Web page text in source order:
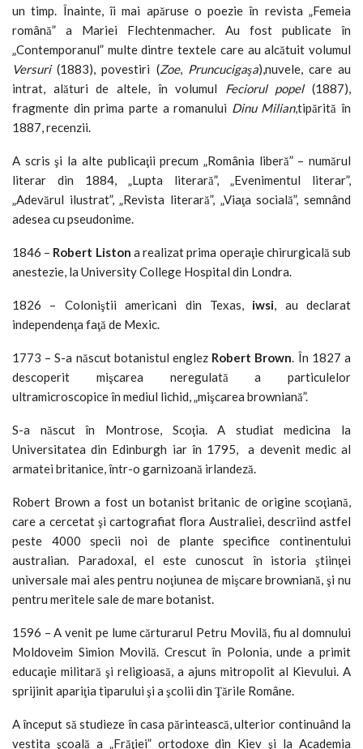
un timp. Înainte, îi mai apăruse o poezie în revista „Femeia
română” a Mariei Flechtenmacher. Au fost publicate în
„Contemporanul” multe dintre textele care au alcătuit volumul
Versuri(1883), povestiri (Zoe,Pruncucigaşa),nuvele, care au
intrat, alături de altele, în volumul Feciorul popel (1887),
fragmente din prima parte a romanului Dinu Milian,tipărită în
1887, recenzii.
A scris şi la alte publicaţii precum „România liberă” – numărul
literar din 1884, „Lupta literară”, „Evenimentul literar”,
„Adevărul ilustrat”, „Revista literară”, „Viaţa socială”, semnând
adesea cu pseudonime.
1846 – Robert Liston a realizat prima operaţie chirurgicală sub
anestezie, la University College Hospital din Londra.
1826 – Coloniştii americani din Texas, iwsi, au declarat
independenţa faţă de Mexic.
1773 – S-a născut botanistul englez Robert Brown. În 1827 a
descoperit mişcarea neregulată a particulelor
ultramicroscopice în mediul lichid, „mişcarea browniană”.
S-a născut în Montrose, Scoţia. A studiat medicina la
Universitatea din Edinburgh iar în 1795, a devenit medic al
armatei britanice, într-o garnizoană irlandeză.
Robert Brown a fost un botanist britanic de origine scoţiană,
care a cercetat şi cartografiat flora Australiei, descriind astfel
peste 4000 specii noi de plante specifice continentului
australian. Paradoxal, el este cunoscut în istoria ştiinţei
universale mai ales pentru noţiunea de mişcare browniană, şi nu
pentru meritele sale de mare botanist.
1596 – A venit pe lume cărturarul Petru Movilă, fiu al domnului
Moldoveim Simion Movilă. Crescut în Polonia, unde a primit
educaţie militară şi religioasă, a ajuns mitropolit al Kievului. A
sprijinit apariţia tiparului şi a şcolii din Ţările Române.
A început să studieze în casa părintească, ulterior continuând la
vestita şcoală a „Frăţiei” ortodoxe din Kiev şi la Academia